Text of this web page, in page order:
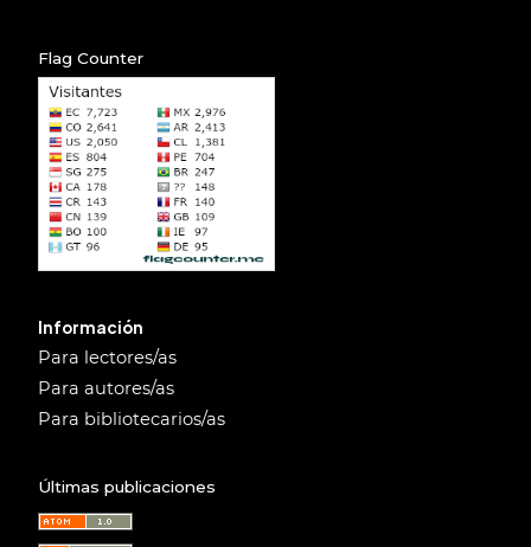
Flag Counter
Información
Para lectores/as
Para autores/as
Para bibliotecarios/as
Últimas publicaciones